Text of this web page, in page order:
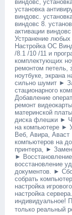
виндовс,
установка
виндовс.
виндовс 8.
активации
Устранение
Настройка ОС
/8.1 /10 /11 и
комплектующих
ремонтом петель,
ноутбуке, экрана
сильно шумит ►
стационарного
Добавление
ремонт
материнской
диска флешки ►
на компьютере ►
Веб, Авира,
компьютеров на
принтера, ►
►
восстановление
документов. ►
собрать
настройка
настройка
индивидуальное!
только реальный